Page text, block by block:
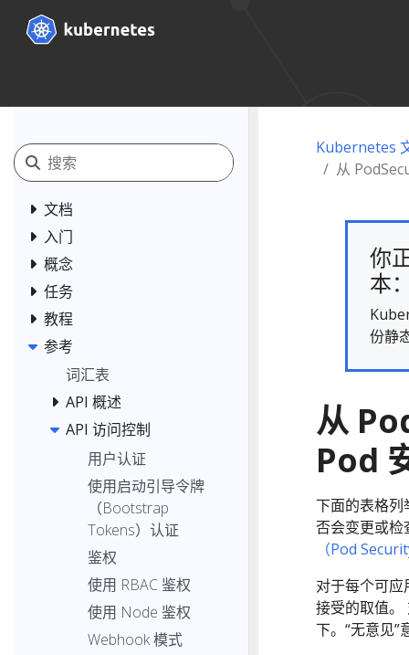
文档
入门
概念
任务
教程
参考
词汇表
API 概述
API 访问控制
用户认证
使用启动引导令牌
（Bootstrap
Tokens）认证
鉴权
使用 RBAC 鉴权
使用 Node 鉴权
Webhook 模式
Kubernetes
从
你
本
份静
从
Pod
下面的表格列
否会变更或检
（Pod
对于每个可应
接受的取值。
下。“无意见”